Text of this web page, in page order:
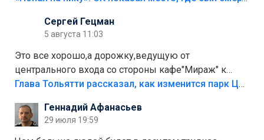
Сергей Гецман
5 августа 11:03
Это все хорошо,а дорожку,ведущую от
центрального входа со стороны кафе"Мираж" к
аттракционам слабо доделать?А то бордюры
лежала в парке и испортилась.Да еще,видимо,часть
украли.
Глава Тольятти рассказал, как изменится парк Центрального района
Геннадий Афанасьев
29 июля 19:59